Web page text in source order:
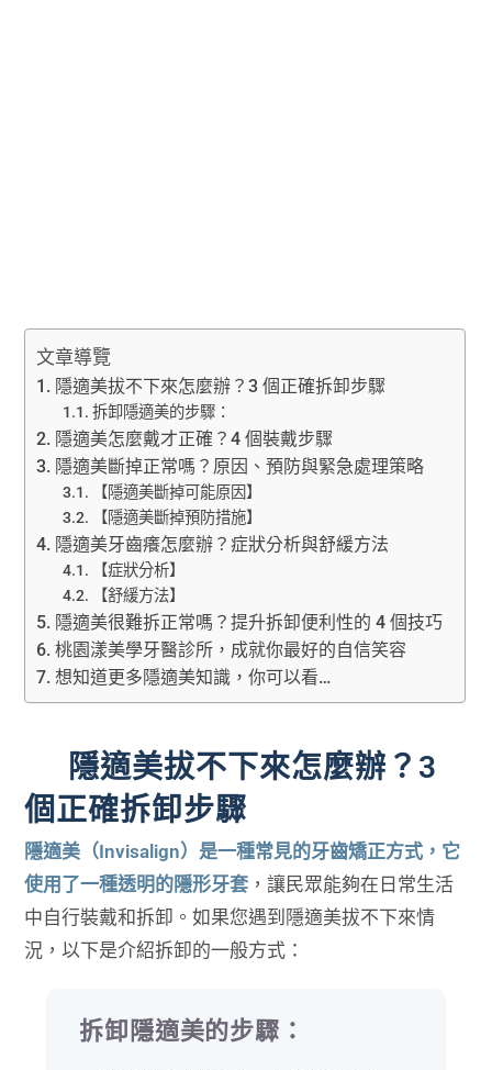
文章導覽
隱適美拔不下來怎麼辦？3 個正確拆卸步驟
拆卸隱適美的步驟：
隱適美怎麼戴才正確？4 個裝戴步驟
隱適美斷掉正常嗎？原因、預防與緊急處理策略
【隱適美斷掉可能原因】
【隱適美斷掉預防措施】
隱適美牙齒癢怎麼辦？症狀分析與舒緩方法
【症狀分析】
【舒緩方法】
隱適美很難拆正常嗎？提升拆卸便利性的 4 個技巧
桃園漾美學牙醫診所，成就你最好的自信笑容
想知道更多隱適美知識，你可以看…
隱適美拔不下來怎麼辦？3
個正確拆卸步驟
隱適美（Invisalign）是一種常見的牙齒矯正方式，它
使用了一種透明的隱形牙套 ，讓民眾能夠在日常生活
中自行裝戴和拆卸。如果您遇到隱適美拔不下來情
況，以下是介紹拆卸的一般方式：
拆卸隱適美的步驟：